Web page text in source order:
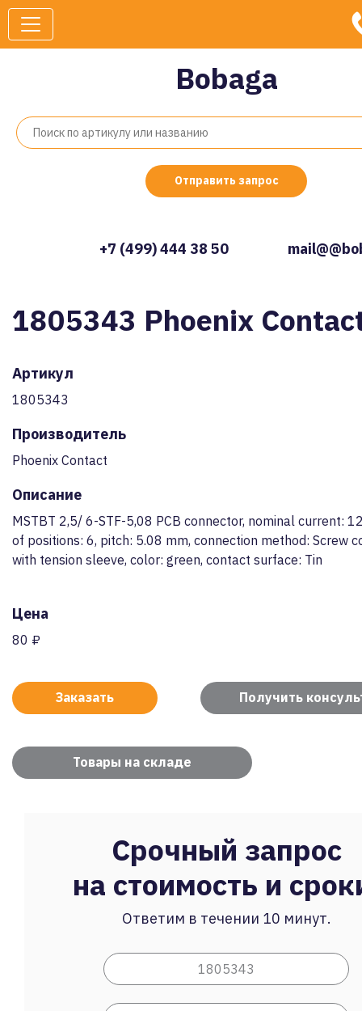
Bobaga
Отправить запрос
+7 (499) 444 38 50
1805343 Phoenix
Артикул
1805343
Производитель
Phoenix Contact
Описание
MSTBT 2,5/ 6-STF-5,08 PCB connector, nominal current:
of positions: 6, pitch: 5.08 mm, connection method: Screw
with tension sleeve, color: green, contact surface: Tin
Цена
80 ₽
Заказать Получить
Товары на складе
Срочный запрос
на стоимость и
Ответим в течении 10 минут.